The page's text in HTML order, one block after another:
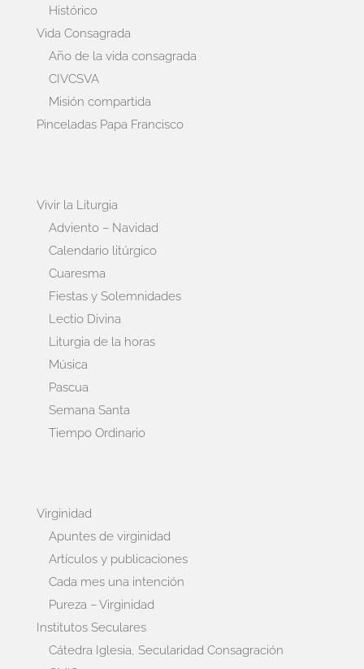
Histórico
Vida Consagrada
Año de la vida consagrada
CIVCSVA
Misión compartida
Pinceladas Papa Francisco
Vivir la Liturgia
Adviento – Navidad
Calendario litúrgico
Cuaresma
Fiestas y Solemnidades
Lectio Divina
Liturgia de la horas
Música
Pascua
Semana Santa
Tiempo Ordinario
Virginidad
Apuntes de virginidad
Artículos y publicaciones
Cada mes una intención
Pureza – Virginidad
Institutos Seculares
Cátedra Iglesia, Secularidad Consagración